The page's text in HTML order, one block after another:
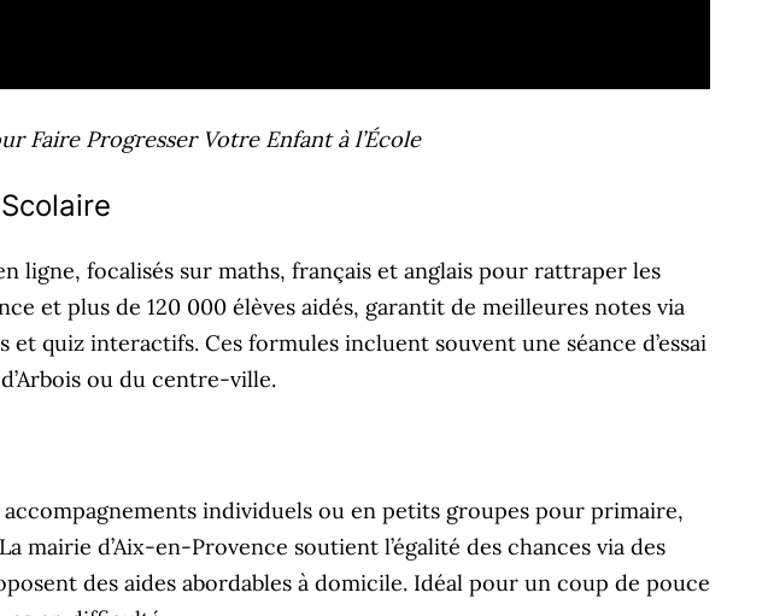
Faire Progresser Votre Enfant à l’École
ligne, focalisés sur maths, français et anglais pour rattraper les
et plus de 120 000 élèves aidés, garantit de meilleures notes via
quiz interactifs. Ces formules incluent souvent une séance d’essai
ou du centre-ville.
individuels ou en petits groupes pour primaire,
mairie d’Aix-en-Provence soutient l’égalité des chances via des
des aides abordables à domicile. Idéal pour un coup de pouce